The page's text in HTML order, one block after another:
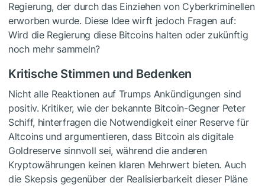
Regierung, der durch das Einziehen von Cyberkriminellen
erworben wurde. Diese Idee wirft jedoch Fragen auf:
Wird die Regierung diese Bitcoins halten oder zukünftig
noch mehr sammeln?
Kritische Stimmen und Bedenken
Nicht alle Reaktionen auf Trumps Ankündigungen sind
positiv. Kritiker, wie der bekannte Bitcoin-Gegner Peter
Schiff, hinterfragen die Notwendigkeit einer Reserve für
Altcoins und argumentieren, dass Bitcoin als digitale
Goldreserve sinnvoll sei, während die anderen
Kryptowährungen keinen klaren Mehrwert bieten. Auch
die Skepsis gegenüber der Realisierbarkeit dieser Pläne